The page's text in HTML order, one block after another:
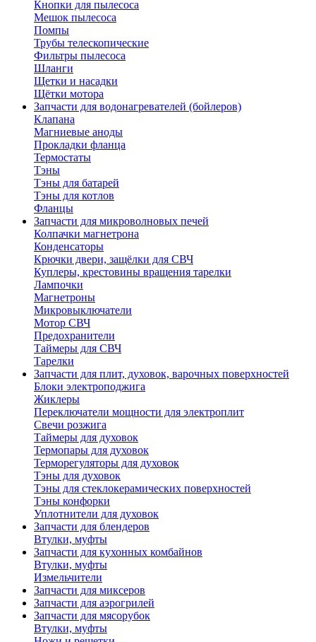
Кнопки для пылесоса
Мешок пылесоса
Помпы
Трубы телескопические
Фильтры пылесоса
Шланги
Щетки и насадки
Щётки мотора
Запчасти для водонагревателей (бойлеров)
Клапана
Магниевые аноды
Прокладки фланца
Термостаты
Тэны
Тэны для батарей
Тэны для котлов
Фланцы
Запчасти для микроволновых печей
Колпачки магнетрона
Конденсаторы
Крючки двери, защёлки для СВЧ
Куплеры, крестовины вращения тарелки
Лампочки
Магнетроны
Микровыключатели
Мотор СВЧ
Предохранители
Таймеры для СВЧ
Тарелки
Запчасти для плит, духовок, варочных поверхностей
Блоки электроподжига
Жиклеры
Переключатели мощности для электроплит
Свечи розжига
Таймеры для духовок
Термопары для духовок
Терморегуляторы для духовок
Тэны для духовок
Тэны для стеклокерамических поверхностей
Тэны конфорки
Уплотнители для духовок
Запчасти для блендеров
Втулки, муфты
Запчасти для кухонных комбайнов
Втулки, муфты
Измельчители
Запчасти для миксеров
Запчасти для аэрогрилей
Запчасти для мясорубок
Втулки, муфты